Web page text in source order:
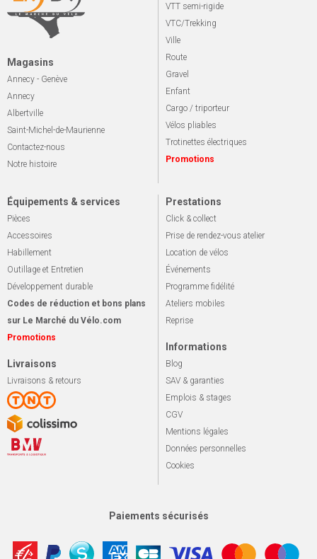
Magasins
Annecy - Genève
Annecy
Albertville
Saint-Michel-de-Maurienne
Contactez-nous
Notre histoire
VTT semi-rigide
VTC/Trekking
Ville
Route
Gravel
Enfant
Cargo / triporteur
Vélos pliables
Trotinettes électriques
Promotions
Équipements & services
Pièces
Accessoires
Habillement
Outillage et Entretien
Développement durable
Codes de réduction et bons plans
sur Le Marché du Vélo.com
Promotions
Livraisons
Livraisons & retours
Prestations
Click & collect
Prise de rendez-vous atelier
Location de vélos
Événements
Programme fidélité
Ateliers mobiles
Reprise
Informations
Blog
SAV & garanties
Emplois & stages
CGV
Mentions légales
Données personnelles
Cookies
Paiements sécurisés